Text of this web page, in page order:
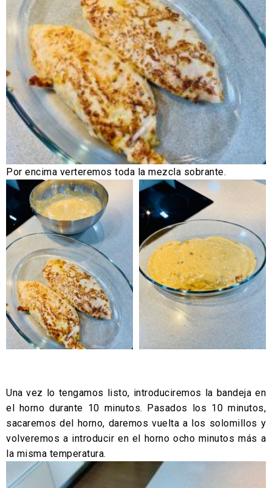
Por encima verteremos toda la mezcla sobrante.
Una vez lo tengamos listo, introduciremos la bandeja en
el horno durante 10 minutos. Pasados los 10 minutos,
sacaremos del horno, daremos vuelta a los solomillos y
volveremos a introducir en el horno ocho minutos más a
la misma temperatura.